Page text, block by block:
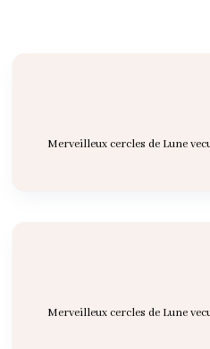
Merveilleux cercles de Lune
Merveilleux cercles de Lune